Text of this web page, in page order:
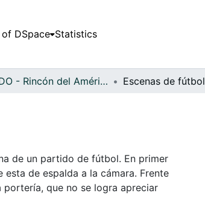
DSpace Statistics
FFDO - Rincón del América - Patrimonial Escenas de fútbol
de un partido de fútbol. En primer
de espalda a la cámara. Frente
portería, que no se logra apreciar